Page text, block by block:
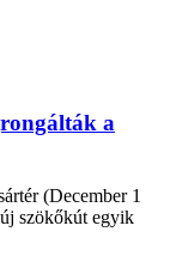
a
(December 1
szökőkút egyik